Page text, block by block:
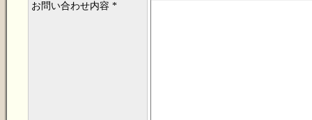
お問い合わせ内容 *